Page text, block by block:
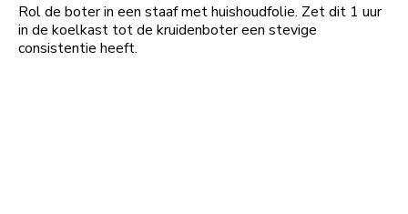
Rol de boter in een staaf met huishoudfolie. Zet dit 1 uur
in de koelkast tot de kruidenboter een stevige
consistentie heeft.